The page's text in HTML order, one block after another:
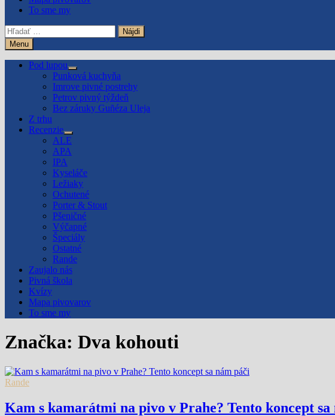
To sme my
Hľadať:
Menu
Pod lupou
Show
sub
menu
Punková kuchyňa
Imrove pivné postrehy
Petrov pivný týždeň
Bez záruky Guñéza Uleja
Z trhu
Recenzie
Show
sub
menu
ALE
APA
IPA
Kyseláče
Ležiaky
Ochutené
Porter & Stout
Pšeničné
Výčapné
Špeciály
Ostatné
Rande
Zaujalo nás
Pivná škola
Kvízy
Mapa pivovarov
To sme my
Značka: Dva kohouti
Rande
Kam s kamarátmi na pivo v Prahe? Tento koncept sa